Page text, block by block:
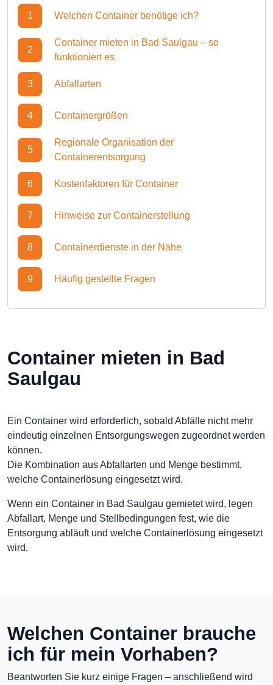
1 Welchen Container benötige ich?
2
Container mieten in Bad Saulgau – so
funktioniert es
3 Abfallarten
4 Containergrößen
5
Regionale Organisation der
Containerentsorgung
6 Kostenfaktoren für Container
7 Hinweise zur Containerstellung
8 Containerdienste in der Nähe
9 Häufig gestellte Fragen
Container mieten in Bad
Saulgau
Ein Container wird erforderlich, sobald Abfälle nicht mehr
eindeutig einzelnen Entsorgungswegen zugeordnet werden
können.
Die Kombination aus Abfallarten und Menge bestimmt,
welche Containerlösung eingesetzt wird.
Wenn ein Container in Bad Saulgau gemietet wird, legen
Abfallart, Menge und Stellbedingungen fest, wie die
Entsorgung abläuft und welche Containerlösung eingesetzt
wird.
Welchen Container brauche
ich für mein Vorhaben?
Beantworten Sie kurz einige Fragen – anschließend wird